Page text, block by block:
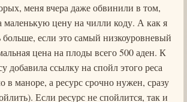
меня вчера даже обвинили в том,
маленькую цену на чилли коду. А как я
больше, если это самый низкоуровневый
цена на плоды всего 500 аден. К
добавила ссылку на спойл этого реса
в маноре, а ресурс срочно нужен, сразу
Если ресурс не спойлится, так и